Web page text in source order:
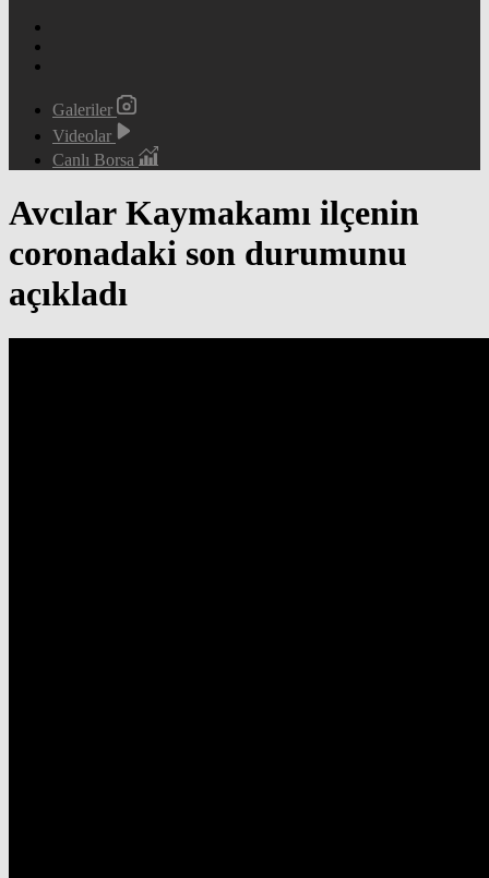
Galeriler
Videolar
Canlı Borsa
Avcılar Kaymakamı ilçenin
coronadaki son durumunu
açıkladı